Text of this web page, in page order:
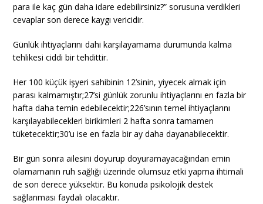
para ile kaç gün daha idare edebilirsiniz?” sorusuna verdikleri
cevaplar son derece kaygı vericidir.
Günlük ihtiyaçlarını dahi karşılayamama durumunda kalma
tehlikesi ciddi bir tehdittir.
Her 100 küçük işyeri sahibinin 12’sinin, yiyecek almak için
parası kalmamıştır;27’si günlük zorunlu ihtiyaçlarını en fazla bir
hafta daha temin edebilecektir;226’sının temel ihtiyaçlarını
karşılayabilecekleri birikimleri 2 hafta sonra tamamen
tüketecektir;30’u ise en fazla bir ay daha dayanabilecektir.
Bir gün sonra ailesini doyurup doyuramayacağından emin
olamamanın ruh sağlığı üzerinde olumsuz etki yapma ihtimali
de son derece yüksektir. Bu konuda psikolojik destek
sağlanması faydalı olacaktır.